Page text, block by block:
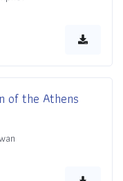
of the Athens